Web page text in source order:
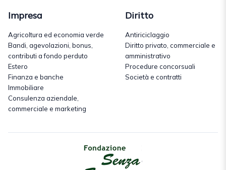
Impresa
Agricoltura ed economia verde
Bandi, agevolazioni, bonus,
contributi a fondo perduto
Estero
Finanza e banche
Immobiliare
Consulenza aziendale,
commerciale e marketing
Diritto
Antiriciclaggio
Diritto privato, commerciale e
amministrativo
Procedure concorsuali
Società e contratti